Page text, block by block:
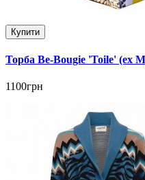
Купити
Торба Be-Bougie 'Toile' (ex
1100грн